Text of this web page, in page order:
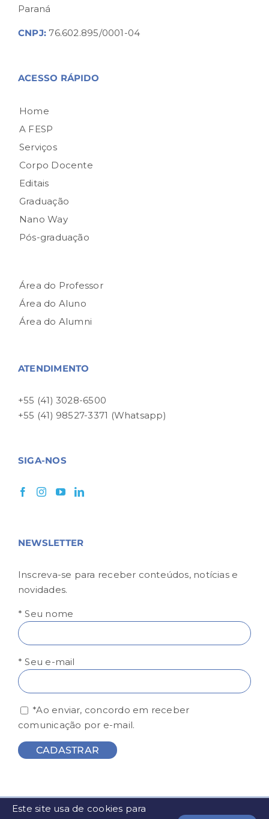
Paraná
CNPJ: 76.602.895/0001-04
ACESSO RÁPIDO
Home
A FESP
Serviços
Corpo Docente
Editais
Graduação
Nano Way
Pós-graduação
Área do Professor
Área do Aluno
Área do Alumni
ATENDIMENTO
+55 (41) 3028-6500
+55 (41) 98527-3371 (Whatsapp)
SIGA-NOS
NEWSLETTER
Inscreva-se para receber conteúdos, notícias e
novidades.
* Seu nome
* Seu e-mail
*Ao enviar, concordo em receber
comunicação por e-mail.
© FESP - Todos os direitos reservados | Desenvolvido por
Este site usa de cookies para